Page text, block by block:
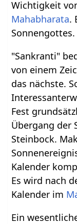
Wichtigkeit
Mahabharata.
Sonnengottes.
"Sankranti"
von einem
das nächste.
Fest
Übergang der
Steinbock.
Kalender
Es wird nach
Kalender im
Ein